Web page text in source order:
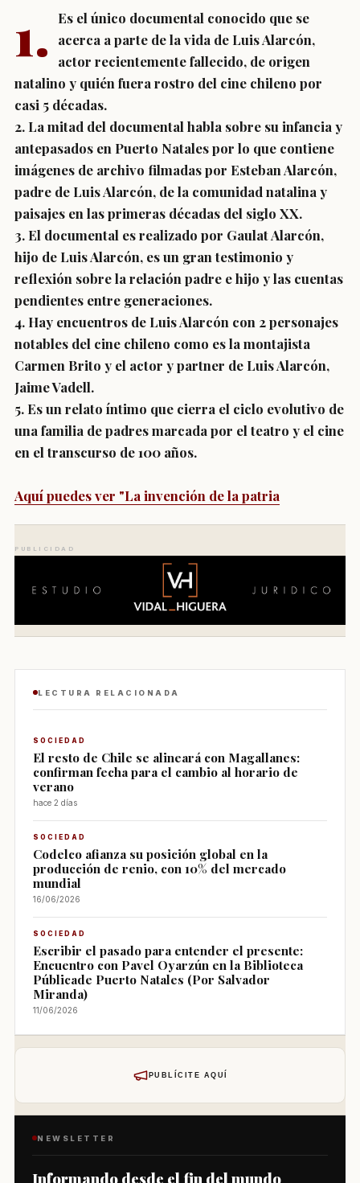
1.
Es el único documental conocido que se
acerca a parte de la vida de Luis Alarcón,
actor recientemente fallecido, de origen
natalino y quién fuera rostro del cine chileno por
casi 5 décadas.
2. La mitad del documental habla sobre su infancia y
antepasados en Puerto Natales por lo que contiene
imágenes de archivo filmadas por Esteban Alarcón,
padre de Luis Alarcón, de la comunidad natalina y
paisajes en las primeras décadas del siglo XX.
3. El documental es realizado por Gaulat Alarcón,
hijo de Luis Alarcón, es un gran testimonio y
reflexión sobre la relación padre e hijo y las cuentas
pendientes entre generaciones.
4. Hay encuentros de Luis Alarcón con 2 personajes
notables del cine chileno como es la montajista
Carmen Brito y el actor y partner de Luis Alarcón,
Jaime Vadell.
5. Es un relato íntimo que cierra el ciclo evolutivo de
una familia de padres marcada por el teatro y el cine
en el transcurso de 100 años.
Aquí puedes ver "La invención de la patria
PUBLICIDAD
LECTURA RELACIONADA
SOCIEDAD
El resto de Chile se alineará con Magallanes:
confirman fecha para el cambio al horario de
verano
hace 2 días
SOCIEDAD
Codelco afianza su posición global en la
producción de renio, con 10% del mercado
mundial
16/06/2026
SOCIEDAD
Escribir el pasado para entender el presente:
Encuentro con Pavel Oyarzún en la Biblioteca
Públicade Puerto Natales (Por Salvador
Miranda)
11/06/2026
PUBLÍCITE AQUÍ
NEWSLETTER
Informando desde el fin del mundo